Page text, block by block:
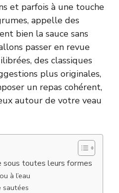
et parfois à une touche
appelle des
bien la sauce sans
passer en revue
des classiques
plus originales,
un repas cohérent,
autour de votre veau
sous toutes leurs formes
à l’eau
sautées